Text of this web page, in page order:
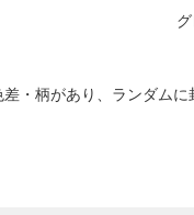
・柄があり、ランダムに